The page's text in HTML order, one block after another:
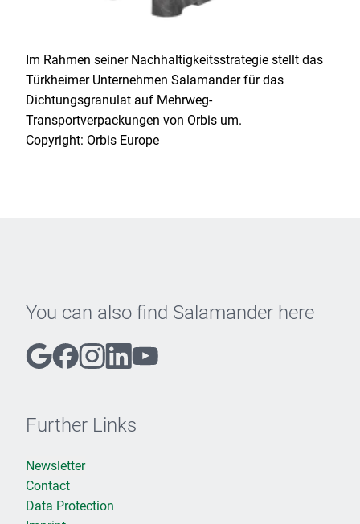
Im Rahmen seiner Nachhaltigkeitsstrategie stellt das
Türkheimer Unternehmen Salamander für das
Dichtungsgranulat auf Mehrweg-
Transportverpackungen von Orbis um.
Copyright: Orbis Europe
You can also find Salamander here
Further Links
Newsletter
Contact
Data Protection